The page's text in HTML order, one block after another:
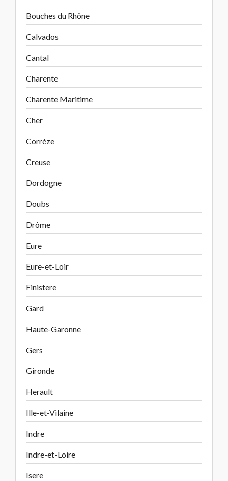
Bouches du Rhône
Calvados
Cantal
Charente
Charente Maritime
Cher
Corréze
Creuse
Dordogne
Doubs
Drôme
Eure
Eure-et-Loir
Finistere
Gard
Haute-Garonne
Gers
Gironde
Herault
Ille-et-Vilaine
Indre
Indre-et-Loire
Isere